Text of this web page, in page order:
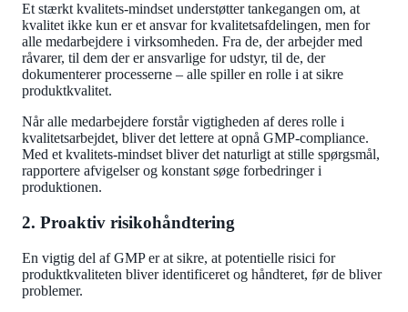
Et stærkt kvalitets-mindset understøtter tankegangen om, at
kvalitet ikke kun er et ansvar for kvalitetsafdelingen, men for
alle medarbejdere i virksomheden. Fra de, der arbejder med
råvarer, til dem der er ansvarlige for udstyr, til de, der
dokumenterer processerne – alle spiller en rolle i at sikre
produktkvalitet.
Når alle medarbejdere forstår vigtigheden af deres rolle i
kvalitetsarbejdet, bliver det lettere at opnå GMP-compliance.
Med et kvalitets-mindset bliver det naturligt at stille spørgsmål,
rapportere afvigelser og konstant søge forbedringer i
produktionen.
2. Proaktiv risikohåndtering
En vigtig del af GMP er at sikre, at potentielle risici for
produktkvaliteten bliver identificeret og håndteret, før de bliver
problemer.